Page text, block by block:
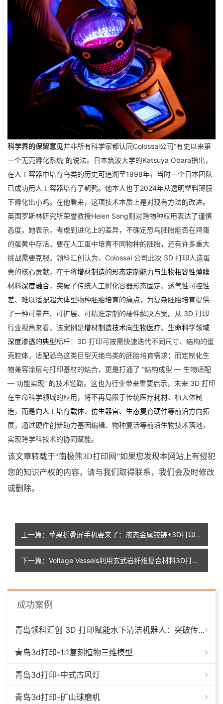
科学界的保留意见并非所有科学家都认同Colossal公司“有史以来第
一个无壳孵化系统”的说法。
日本筑波大学的Katsuya Obara指出，
在人工容器中培育鸟类的历史可追溯至1998年，当时一个日本团队
已成功用人工容器培育了鹌鹑。他本人也于2024年从透明塑料薄膜
下孵化出小鸡。在他看来，这项技术本质上是对现有方法的改进。
英国罗斯林研究所荣誉教授Helen Sang则对跨物种应用表达了谨慎
态度。她表示，考虑到进化上的差异，不确定恐鸟胚胎能否在鸡蛋
的蛋黄中存活。要在人工蛋中培育不同物种的胚胎，还有许多重大
挑战需要克服。 领科汇创认为，Colossal 公司此次 3D 打印人造蛋
壳的核心贡献，在于将增材制造的形态定制能力与生物相容性薄膜
材料深度融合，突破了传统人工孵化容器形态固定、透气性可控性
差、难以适配超大体型物种胚胎培育的痛点，为复杂胚胎培育提供
了一种可量产、可扩展、可精准定制的硬件解决方案。从 3D 打印
行业视角来看，该案例是增材制造技术向生物医疗、生命科学领域
深度渗透的典型标杆：3D 打印可按需快速迭代不同尺寸、结构的蛋
壳腔体，适配恐鸟这类巨型灭绝鸟类的胚胎培育需求；而定制化生
物兼容涂层与打印基材的结合，更是打通了 “结构成型 — 生物适配
— 功能实现” 的技术链路。这也为行业带来重要启示，未来 3D 打印
在生命科学领域的应用，将不再局限于传统医疗耗材、植入体制
造，而是向人工培育载体、仿生器官、生态复育硬件等前沿方向拓
展，通过硬件创新助力基因编辑、物种复活等前沿生物技术落地，
实现跨学科技术的协同赋能。
该文章转载于“南极熊3D打印网”如果您发现本网站上有侵犯
您的知识产权的内容，请与我们取得联系，我们会及时修改
或删除。
上一篇：苹果折叠屏手机要来了：液态金属铰链+3D打印盖板+高分子3D打印填充
下一篇：Voltage Vessels利用玄武岩纤维复合材料3D打印6米长的军用船体
成功案例
青岛领科汇创 3D 打印赋能水下清洁机器人：突破传统制造，深耕海洋智能装备新场景
青岛3d打印-1:1复刻植物三维模型
青岛3d打印-中式古风灯
青岛3d打印-矿山球磨机